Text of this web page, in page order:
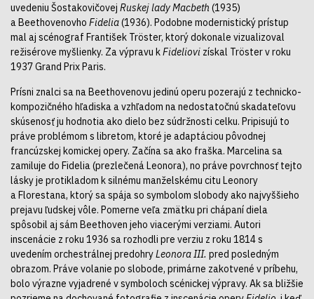
uvedeniu Šostakovičovej Ruskej lady Macbeth (1935)
a Beethovenovho Fidelia(1936). Podobne modernistický prístup
mal aj scénograf František Tröster, ktorý dokonale vizualizoval
režisérove myšlienky. Za výpravu kFideliovi získal Tröster v roku
1937 Grand Prix Paris.
Prísni znalci sa na Beethovenovu jedinú operu pozerajú z technicko-
kompozičného hľadiska a vzhľadom na nedostatočnú skadateľovu
skúsenosť ju hodnotia ako dielo bez súdržnosti celku. Pripisujú to
práve problémom s libretom, ktoré je adaptáciou pôvodnej
francúzskej komickej opery. Začína sa ako fraška. Marcelina sa
zamiluje do Fidelia (prezlečená Leonora), no práve povrchnosť tejto
lásky je protikladom k silnému manželskému citu Leonory
a Florestana, ktorý sa spája so symbolom slobody ako najvyššieho
prejavu ľudskej vôle. Pomerne veľa zmätku pri chápaní diela
spôsobil aj sám Beethoven jeho viacerými verziami. Autori
inscenácie z roku 1936 sa rozhodli pre verziu z roku 1814 s
uvedením orchestrálnej predohryLeonora III. pred posledným
obrazom. Práve volanie po slobode, primárne zakotvené v príbehu,
bolo výrazne vyjadrené v symboloch scénickej výpravy. Ak sa bližšie